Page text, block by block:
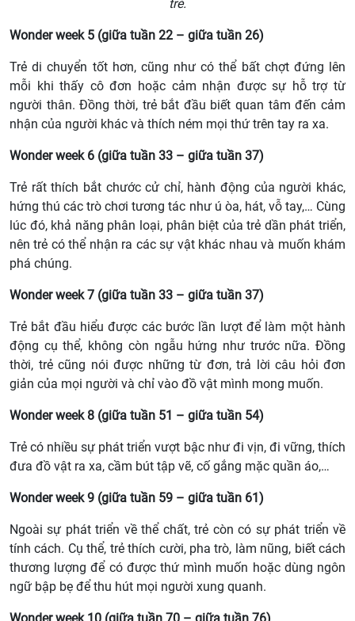
trẻ.
Wonder week 5 (giữa tuần 22 – giữa tuần 26)
Trẻ di chuyển tốt hơn, cũng như có thể bất chợt đứng lên
mỗi khi thấy cô đơn hoặc cảm nhận được sự hỗ trợ từ
người thân. Đồng thời, trẻ bắt đầu biết quan tâm đến cảm
nhận của người khác và thích ném mọi thứ trên tay ra xa.
Wonder week 6 (giữa tuần 33 – giữa tuần 37)
Trẻ rất thích bắt chước cử chỉ, hành động của người khác,
hứng thú các trò chơi tương tác như ú òa, hát, vỗ tay,… Cùng
lúc đó, khả năng phân loại, phân biệt của trẻ dần phát triển,
nên trẻ có thể nhận ra các sự vật khác nhau và muốn khám
phá chúng.
Wonder week 7 (giữa tuần 33 – giữa tuần 37)
Trẻ bắt đầu hiểu được các bước lần lượt để làm một hành
động cụ thể, không còn ngẫu hứng như trước nữa. Đồng
thời, trẻ cũng nói được những từ đơn, trả lời câu hỏi đơn
giản của mọi người và chỉ vào đồ vật mình mong muốn.
Wonder week 8 (giữa tuần 51 – giữa tuần 54)
Trẻ có nhiều sự phát triển vượt bậc như đi vịn, đi vững, thích
đưa đồ vật ra xa, cầm bút tập vẽ, cố gắng mặc quần áo,…
Wonder week 9 (giữa tuần 59 – giữa tuần 61)
Ngoài sự phát triển về thể chất, trẻ còn có sự phát triển về
tính cách. Cụ thể, trẻ thích cười, pha trò, làm nũng, biết cách
thương lượng để có được thứ mình muốn hoặc dùng ngôn
ngữ bập bẹ để thu hút mọi người xung quanh.
Wonder week 10 (giữa tuần 70 – giữa tuần 76)